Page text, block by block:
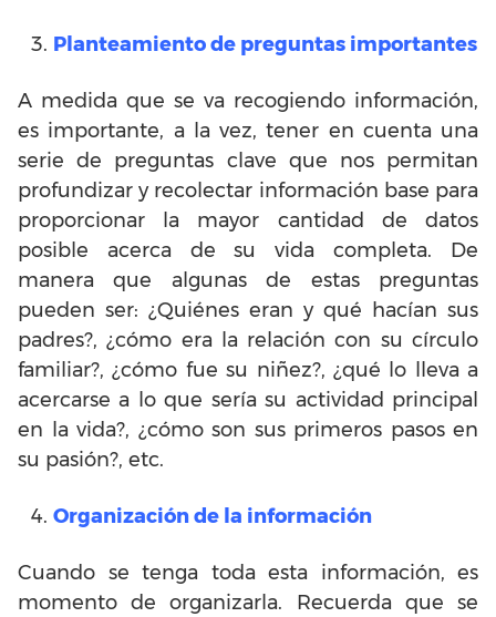
Planteamiento de preguntas importantes
A medida que se va recogiendo información,
es importante, a la vez, tener en cuenta una
serie de preguntas clave que nos permitan
profundizar y recolectar información base para
proporcionar la mayor cantidad de datos
posible acerca de su vida completa. De
manera que algunas de estas preguntas
pueden ser: ¿Quiénes eran y qué hacían sus
padres?, ¿cómo era la relación con su círculo
familiar?, ¿cómo fue su niñez?, ¿qué lo lleva a
acercarse a lo que sería su actividad principal
en la vida?, ¿cómo son sus primeros pasos en
su pasión?, etc.
Organización de la información
Cuando se tenga toda esta información, es
momento de organizarla. Recuerda que se